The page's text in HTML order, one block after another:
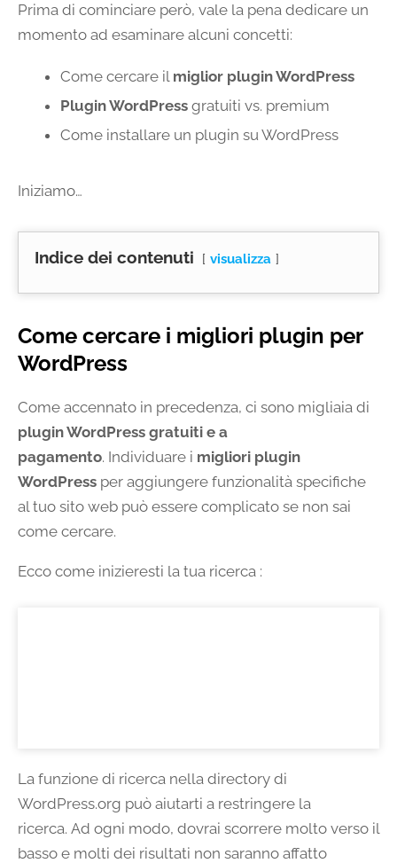
Prima di cominciare però, vale la pena dedicare un
momento ad esaminare alcuni concetti:
Come cercare il miglior plugin WordPress
Plugin WordPress gratuiti vs. premium
Come installare un plugin su WordPress
Iniziamo…
Indice dei contenuti visualizza
Come cercare i migliori plugin per
WordPress
Come accennato in precedenza, ci sono migliaia di
plugin WordPress gratuiti e a
pagamento. Individuare i migliori plugin
WordPress per aggiungere funzionalità specifiche
al tuo sito web può essere complicato se non sai
come cercare.
Ecco come inizieresti la tua ricerca :
La funzione di ricerca nella directory di
WordPress.org può aiutarti a restringere la
ricerca. Ad ogni modo, dovrai scorrere molto verso il
basso e molti dei risultati non saranno affatto